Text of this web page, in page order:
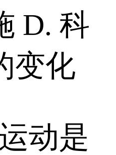
D. 科
变化
动是